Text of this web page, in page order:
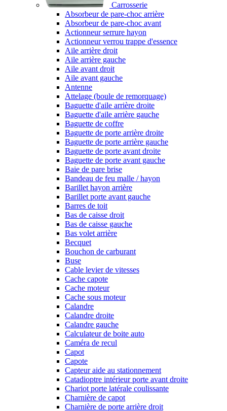
Carrosserie
Absorbeur de pare-choc arrière
Absorbeur de pare-choc avant
Actionneur serrure hayon
Actionneur verrou trappe d'essence
Aile arrière droit
Aile arrière gauche
Aile avant droit
Aile avant gauche
Antenne
Attelage (boule de remorquage)
Baguette d'aile arrière droite
Baguette d'aile arrière gauche
Baguette de coffre
Baguette de porte arrière droite
Baguette de porte arrière gauche
Baguette de porte avant droite
Baguette de porte avant gauche
Baie de pare brise
Bandeau de feu malle / hayon
Barillet hayon arrière
Barillet porte avant gauche
Barres de toit
Bas de caisse droit
Bas de caisse gauche
Bas volet arrière
Becquet
Bouchon de carburant
Buse
Cable levier de vitesses
Cache capote
Cache moteur
Cache sous moteur
Calandre
Calandre droite
Calandre gauche
Calculateur de boite auto
Caméra de recul
Capot
Capote
Capteur aide au stationnement
Catadioptre intérieur porte avant droite
Chariot porte latérale coulissante
Charnière de capot
Charnière de porte arrière droit